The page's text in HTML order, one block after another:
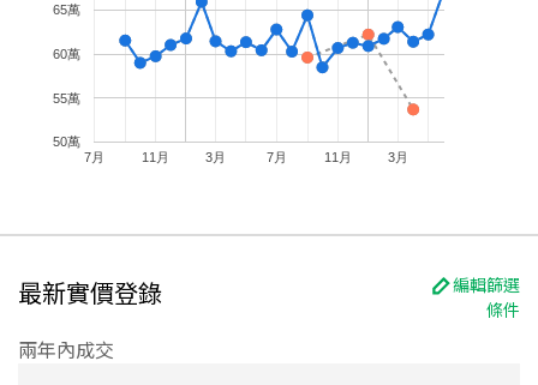
7月 11月 3月 7月 11月 3月
50萬
55萬
60萬
65萬
最新實價登錄
編輯篩選
條件
兩年內成交